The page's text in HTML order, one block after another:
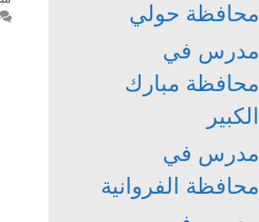
محافظة حولي
مدرس في
محافظة مبارك
الكبير
مدرس في
محافظة الفروانية